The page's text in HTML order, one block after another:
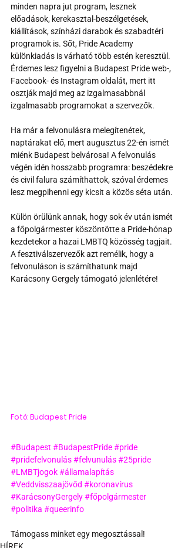
minden napra jut program, lesznek
előadások, kerekasztal-beszélgetések,
kiállítások, színházi darabok és szabadtéri
programok is. Sőt, Pride Academy
különkiadás is várható több estén keresztül.
Érdemes lesz figyelni a Budapest Pride web-,
Facebook- és Instagram oldalát, mert itt
osztják majd meg az izgalmasabbnál
izgalmasabb programokat a szervezők.
Ha már a felvonulásra melegítenétek,
naptárakat elő, mert augusztus 22-én ismét
miénk Budapest belvárosa! A felvonulás
végén idén hosszabb programra: beszédekre
és civil falura számíthattok, szóval érdemes
lesz megpihenni egy kicsit a közös séta után.
Külön örülünk annak, hogy sok év után ismét
a főpolgármester köszöntötte a Pride-hónap
kezdetekor a hazai LMBTQ közösség tagjait.
A fesztiválszervezők azt remélik, hogy a
felvonuláson is számíthatunk majd
Karácsony Gergely támogató jelenlétére!
Fotó: Budapest Pride
#Budapest #BudapestPride#pride
#pridefelvonulás#felvunulás#25pride
#LMBTjogok#államalapítás
#Veddvisszaajövőd #koronavírus
#KarácsonyGergely#főpolgármester
#politika #queerinfo
Támogass minket egy megosztással!